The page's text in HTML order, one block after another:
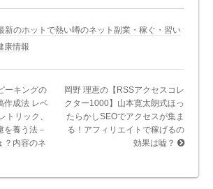
新のホットで熱い噂のネット副業・稼ぐ・習い
康情報
ーキングの
作成法 レベ
トリック、
を養う法－
？内容のネ
岡野 理恵の【RSSアクセスコレ
クター1000】山本寛太朗式ほっ
たらかしSEOでアクセスが集ま
る！アフィリエイトで稼げるの
効果は嘘？